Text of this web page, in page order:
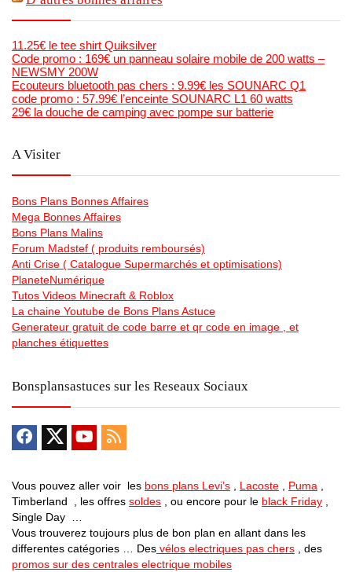
11.25€ le tee shirt Quiksilver
Code promo : 169€ un panneau solaire mobile de 200 watts –
NEWSMY 200W
Ecouteurs bluetooth pas chers : 9.99€ les SOUNARC Q1
code promo : 57.99€ l’enceinte SOUNARC L1 60 watts
29€ la douche de camping avec pompe sur batterie
A Visiter
Bons Plans Bonnes Affaires
Mega Bonnes Affaires
Bons Plans Malins
Forum Madstef ( produits remboursés)
Anti Crise ( Catalogue Supermarchés et optimisations)
PlaneteNumérique
Tutos Videos Minecraft & Roblox
La chaine Youtube de Bons Plans Astuce
Generateur gratuit de code barre et qr code en image , et
planches étiquettes
Bonsplansastuces sur les Reseaux Sociaux
Vous pouvez aller voir les bons plans Levi’s Lacoste Puma
Timberland , les offres soldes , ou encore pour le black Friday
Single Day …
Vous trouverez toujours plus de bon plan en allant dans les
differentes catégories … Des vélos electriques pas chers , des
promos sur des centrales electrique mobiles